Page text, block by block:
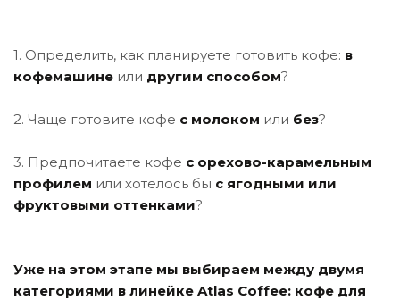
1. Определить, как планируете готовить кофе: в
кофемашине или другим способом?
2. Чаще готовите кофе с молоком или без?
3. Предпочитаете кофе с орехово-карамельным
профилем или хотелось бы с ягодными или
фруктовыми оттенками?
Уже на этом этапе мы выбираем между двумя
категориями в линейке Atlas Coffee: кофе для